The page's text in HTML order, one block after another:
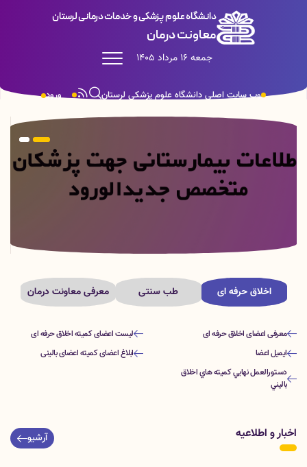
دانشگاه علوم پزشکی و خدمات درمانی لرستان
معاونت درمان
جمعه 16 مرداد 1405
ورود وب سایت اصلی دانشگاه علوم پزشکی لرستان
اخلاق حرفه ای طب سنتی معرفی معاونت درمان
معرفی اعضای اخلاق حرفه ای
لیست اعضای کمیته اخلاق حرفه ای
ایمیل اعضا
ابلاغ اعضای کمیته اعضای بالینی
دستورالعمل نهايي كميته هاي اخلاق
باليني
اخبار و اطلاعیه آرشیو